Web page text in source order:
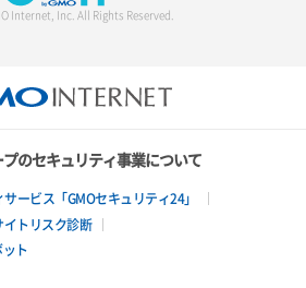
Internet, Inc. All Rights Reserved.
のセキュリティ事業について
ービス「GMOセキュリティ24」
トリスク診断
ト